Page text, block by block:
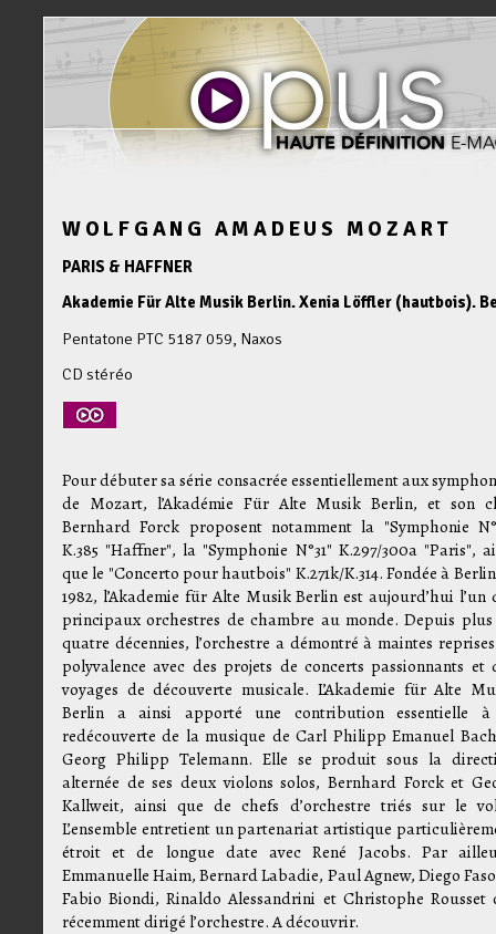
WOLFGANG AMADEUS MOZART
PARIS & HAFFNER
Akademie Für Alte Musik Berlin. Xenia Löffler (hautbois).
Pentatone PTC 5187 059, Naxos
CD stéréo
Pour débuter sa série consacrée essentiellement aux
de Mozart, l’Akadémie Für Alte Musik Berlin, et son
Bernhard Forck proposent notamment la "Symphonie
K.385 "Haffner", la "Symphonie N°31" K.297/300a "Paris",
que le "Concerto pour hautbois" K.271k/K.314. Fondée à
1982, l’Akademie für Alte Musik Berlin est aujourd’hui l’un
principaux orchestres de chambre au monde. Depuis
quatre décennies, l’orchestre a démontré à maintes
polyvalence avec des projets de concerts passionnants et
voyages de découverte musicale. L’Akademie für Alte
Berlin a ainsi apporté une contribution essentielle
redécouverte de la musique de Carl Philipp Emanuel
Georg Philipp Telemann. Elle se produit sous la
alternée de ses deux violons solos, Bernhard Forck et
Kallweit, ainsi que de chefs d’orchestre triés sur le
L’ensemble entretient un partenariat artistique
étroit et de longue date avec René Jacobs. Par
Emmanuelle Haim, Bernard Labadie, Paul Agnew, Diego
Fabio Biondi, Rinaldo Alessandrini et Christophe Rousset
récemment dirigé l’orchestre. A découvrir.